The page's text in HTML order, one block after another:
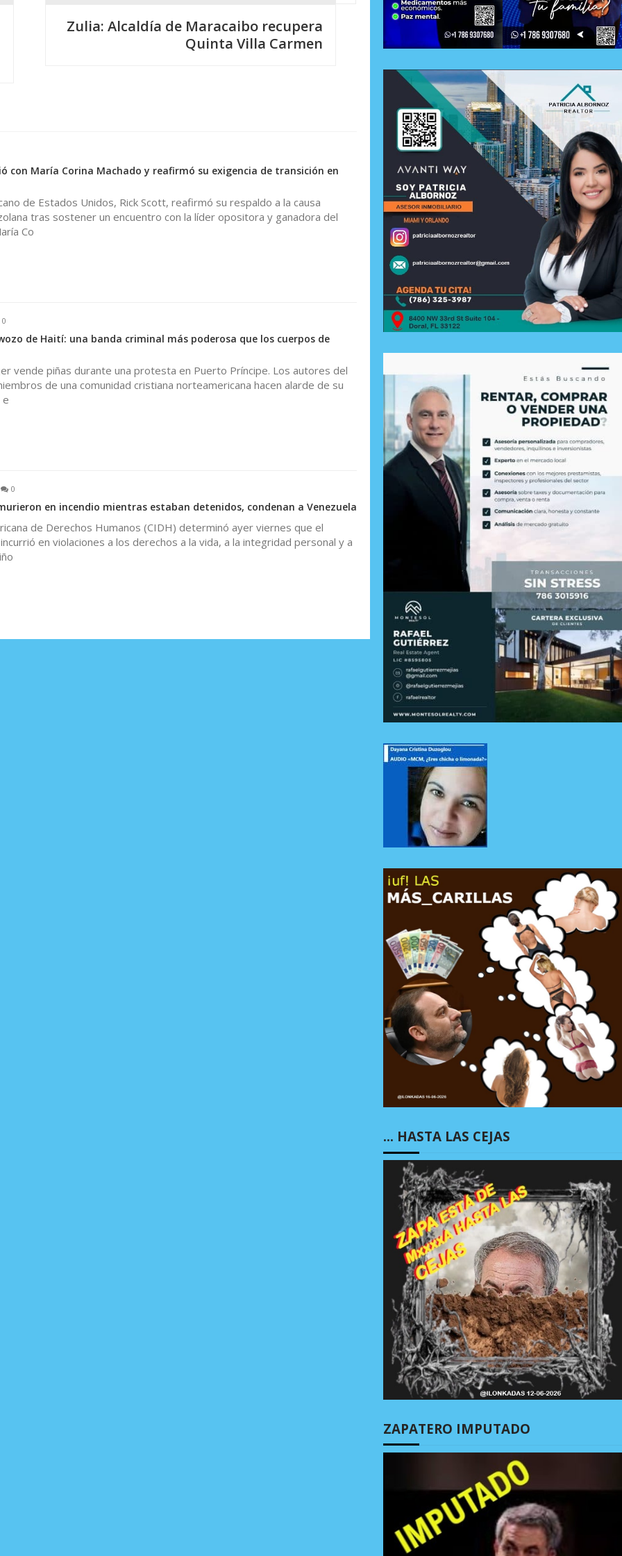
Zulia: Alcaldía de Maracaibo recupera
Quinta Villa Carmen
con María Corina Machado y reafirmó su exigencia de transición en
de Estados Unidos, Rick Scott, reafirmó su respaldo a la causa
tras sostener un encuentro con la líder opositora y ganadora del
Co
0
de Haití: una banda criminal más poderosa que los cuerpos de
vende piñas durante una protesta en Puerto Príncipe. Los autores del
de una comunidad cristiana norteamericana hacen alarde de su
e
0
en incendio mientras estaban detenidos, condenan a Venezuela
de Derechos Humanos (CIDH) determinó ayer viernes que el
en violaciones a los derechos a la vida, a la integridad personal y a
… HASTA LAS CEJAS
ZAPATERO IMPUTADO